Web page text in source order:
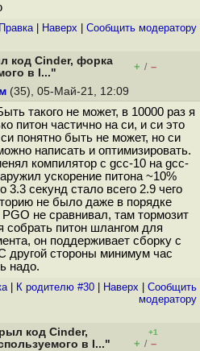
Правка| Наверх Cообщить модератору
код Cinder, форка
в I..."
+ / –
(35), 05-Май-21, 12:09
такого не может, в 10000 раз я
питон частично на си, и си это
понятно быть не может, но си
написать и оптимизировать.
компилятор с gcc-10 на gcc-
ускорение питона ~10%
3.3 секунд стало всего 2.9 чего
не было даже в порядке
не сравнивал, там тормозит
собрать питон шлангом для
он поддерживает сборку с
другой стороны минимум час
надо.
| К родителю #30 Наверх
Cообщить
модератору
код Cinder,
в I..."
+1
+ / –